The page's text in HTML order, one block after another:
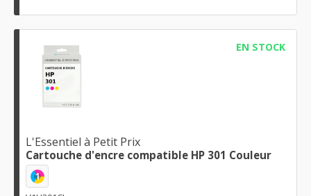
EN STOCK
L'Essentiel à Petit Prix
Cartouche d'encre compatible HP 301 Couleur
1